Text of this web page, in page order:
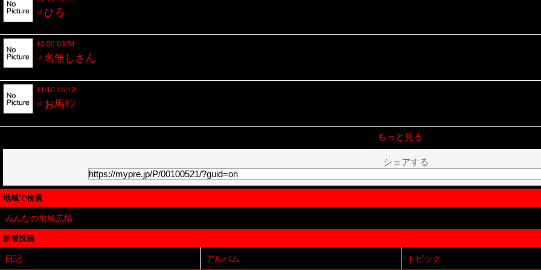
♂ひろ
12/20 03:31
♂名無しさん
11/10 15:12
♂お馬ｻﾝ
もっと見る
シェアする
地域で検索
みんなの地域広場
新着投稿
日記 アルバム トピック